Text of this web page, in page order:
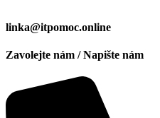
linka@itpomoc.online
Zavolejte nám / Napište nám